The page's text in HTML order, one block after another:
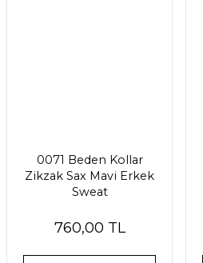
0071 Beden Kollar
Zikzak Sax Mavi Erkek
Sweat
760,00 TL